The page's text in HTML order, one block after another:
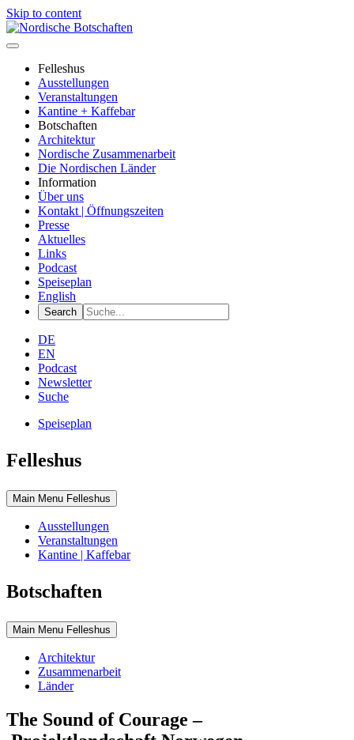
Skip to content
Felleshus
Ausstellungen
Veranstaltungen
Kantine + Kaffebar
Botschaften
Architektur
Nordische Zusammenarbeit
Die Nordischen Länder
Information
Über uns
Kontakt | Öffnungszeiten
Presse
Aktuelles
Links
Podcast
Speiseplan
English
DE
EN
Podcast
Newsletter
Suche
Speiseplan
Felleshus
Main Menu Felleshus
Ausstellungen
Veranstaltungen
Kantine | Kaffebar
Botschaften
Main Menu Felleshus
Architektur
Zusammenarbeit
Länder
The Sound of Courage –